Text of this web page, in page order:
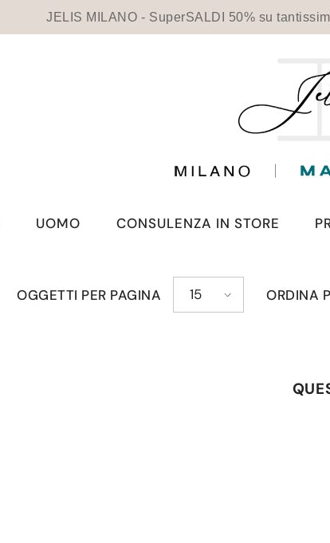
JELIS MILANO - SuperSALDI 50% su
UOMO CONSULENZA IN STORE
OGGETTI PER PAGINA 15 ORDINA